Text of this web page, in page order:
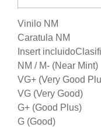
Vinilo NM
Caratula NM
Insert
NM / M- (Near Mint)
VG+ (Very Good
VG (Very Good)
G+ (Good Plus)
G (Good)